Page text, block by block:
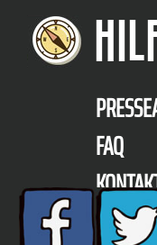
FAQ